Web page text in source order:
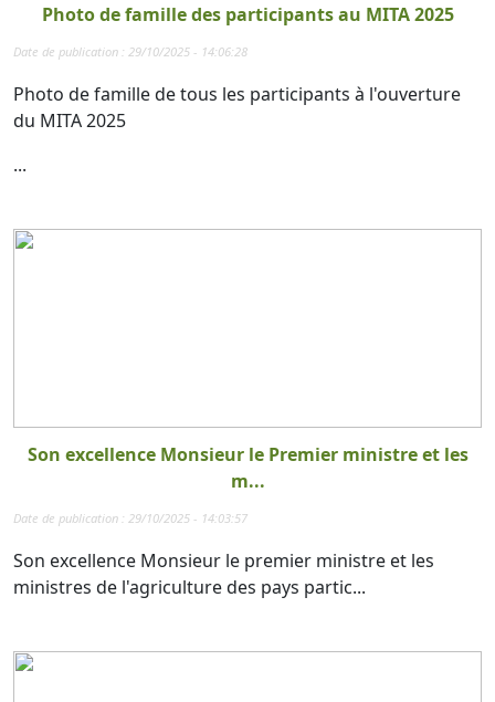
Photo de famille des participants au MITA 2025
Date de publication : 29/10/2025 - 14:06:28
Photo de famille de tous les participants à l'ouverture
du MITA 2025
...
Son excellence Monsieur le Premier ministre et les
m...
Date de publication : 29/10/2025 - 14:03:57
Son excellence Monsieur le premier ministre et les
ministres de l'agriculture des pays partic...